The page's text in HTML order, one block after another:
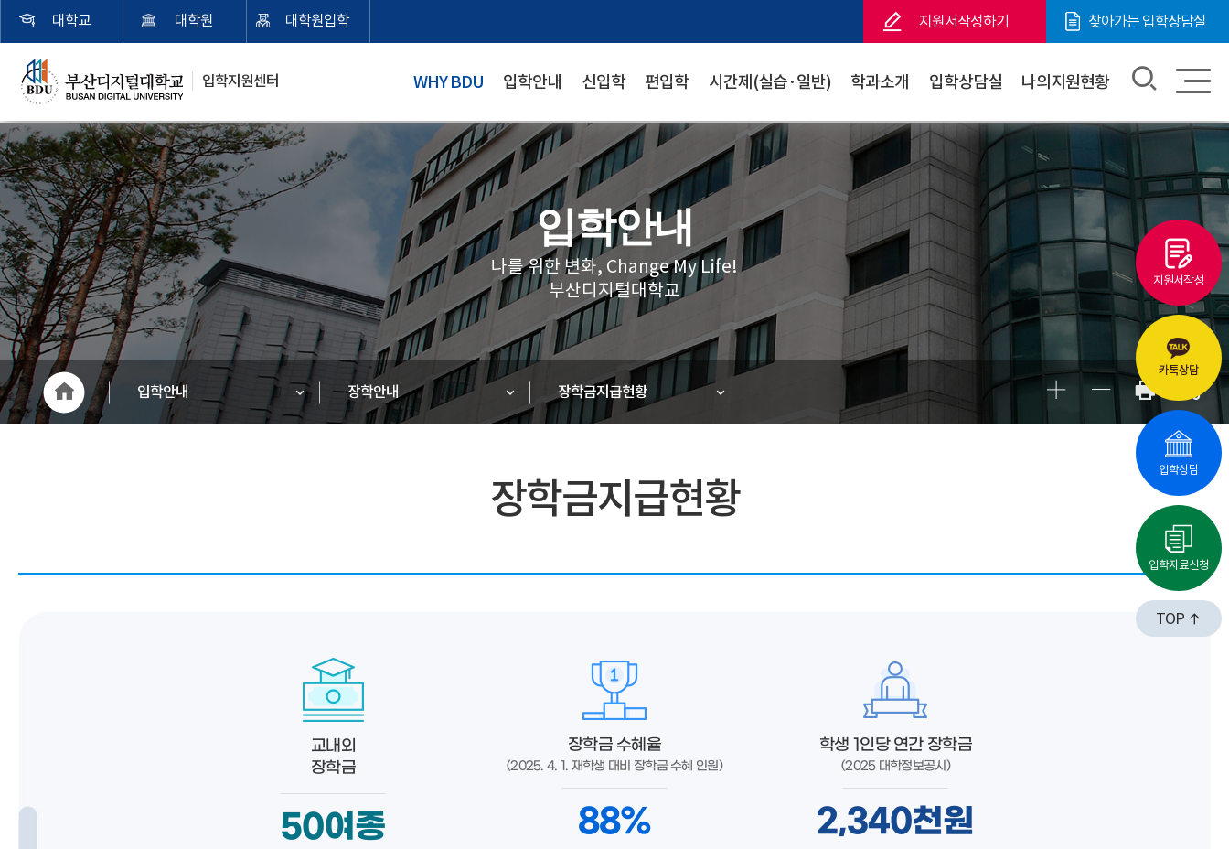
지원서작성하기 찾아가는 입학상담실
입학지원센터
대학교 대학원 대학원입학
WHY BDU 입학안내 신입학 편입학 시간제(실습·일반) 학과소개 입학상담실 나의지원현황
입학안내
나를 위한 변화, Change My Life!
부산디지털대학교
입학안내 장학안내 장학금지급현황
장학금지급현황
교내외
장학금
50여종
장학금 수혜율
(2025. 4. 1. 재학생 대비 장학금 수혜 인원)
88%
학생 1인당 연간 장학금
(2025 대학정보공시)
2,340천원
지원서작성
카톡상담
입학상담
입학자료신청
TOP